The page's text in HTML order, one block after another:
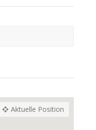
Aktuelle Position